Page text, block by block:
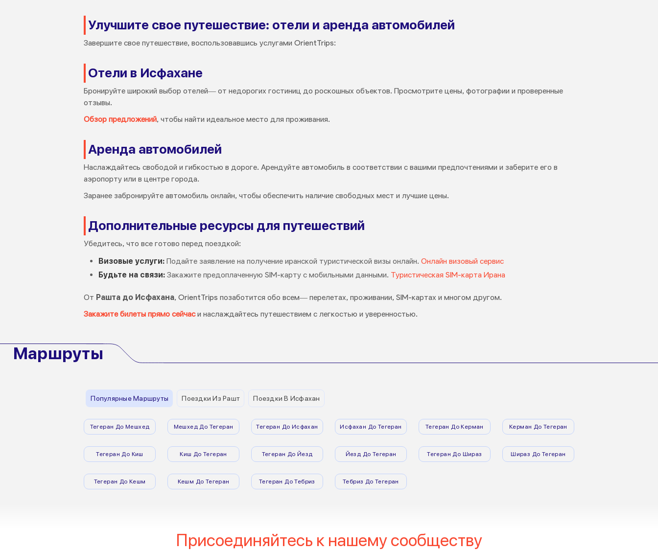
Улучшите свое путешествие: отели и аренда автомобилей
Завершите свое путешествие, воспользовавшись услугами OrientTrips:
Отели в Исфахане
Бронируйте широкий выбор отелей— от недорогих гостиниц до роскошных объектов. Просмотрите цены, фотографии и проверенные
отзывы.
Обзор предложений, чтобы найти идеальное место для проживания.
Аренда автомобилей
Наслаждайтесь свободой и гибкостью в дороге. Арендуйте автомобиль в соответствии с вашими предпочтениями и заберите его в
аэропорту или в центре города.
Заранее забронируйте автомобиль онлайн, чтобы обеспечить наличие свободных мест и лучшие цены.
Дополнительные ресурсы для путешествий
Убедитесь, что все готово перед поездкой:
Визовые услуги: Подайте заявление на получение иранской туристической визы онлайн. Онлайн визовый сервис
Будьте на связи: Закажите предоплаченную SIM-карту с мобильными данными. Туристическая SIM-карта Ирана
От Рашта до Исфахана, OrientTrips позаботится обо всем— перелетах, проживании, SIM-картах и многом другом.
Закажите билеты прямо сейчаси наслаждайтесь путешествием с легкостью и уверенностью.
Маршруты
Популярные Маршруты Поездки Из Рашт Поездки В Исфахан
Тегеран До Мешхед Мешхед До Тегеран Тегеран До Исфахан Исфахан До Тегеран Тегеран До Керман Керман До Тегеран
Тегеран До Киш Киш До Тегеран Тегеран До Йезд Йезд До Тегеран Тегеран До Шираз Шираз До Тегеран
Тегеран До Кешм Кешм До Тегеран Тегеран До Тебриз Тебриз До Тегеран
Присоединяйтесь к нашему сообществу